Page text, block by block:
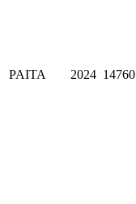
PAITA 2024 14760